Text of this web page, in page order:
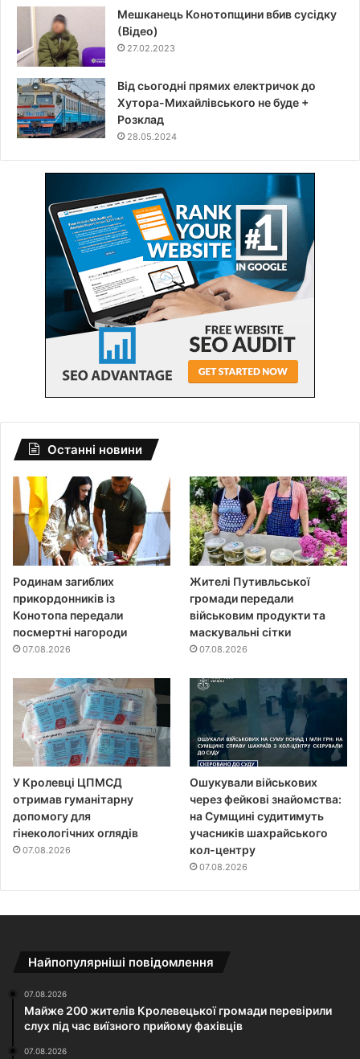
Мешканець Конотопщини вбив сусідку
(Відео)
27.02.2023
Від сьогодні прямих електричок до
Хутора-Михайлівського не буде +
Розклад
28.05.2024
Останні новини
Родинам загиблих
прикордонників із
Конотопа передали
посмертні нагороди
07.08.2026
Жителі Путивльської
громади передали
військовим продукти та
маскувальні сітки
07.08.2026
У Кролевці ЦПМСД
отримав гуманітарну
допомогу для
гінекологічних оглядів
07.08.2026
Ошукували військових
через фейкові знайомства:
на Сумщині судитимуть
учасників шахрайського
кол-центру
07.08.2026
Найпопулярніші повідомлення
07.08.2026
Майже 200 жителів Кролевецької громади перевірили
слух під час виїзного прийому фахівців
07.08.2026